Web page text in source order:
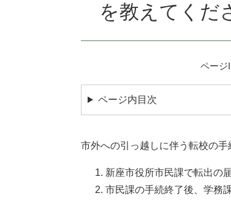
を教えてくだ
ページ
ページ内目次
市外への引っ越しに伴う転校の手
新座市役所市民課で転出の
市民課の手続終了後、学務